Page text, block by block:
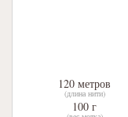
120 метров
(длина нити)
100 г